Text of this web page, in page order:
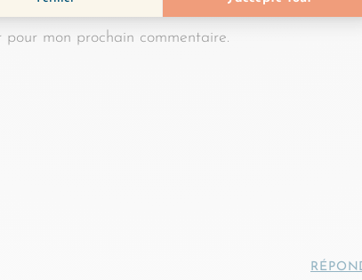
mon prochain commentaire.